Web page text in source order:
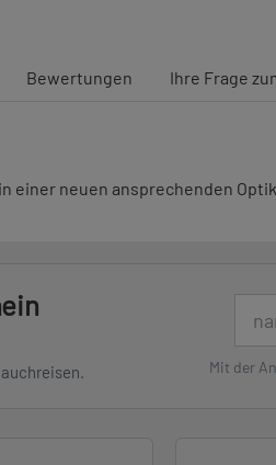
Bewertungen Ihre Frage
neuen ansprechenden
Mit der